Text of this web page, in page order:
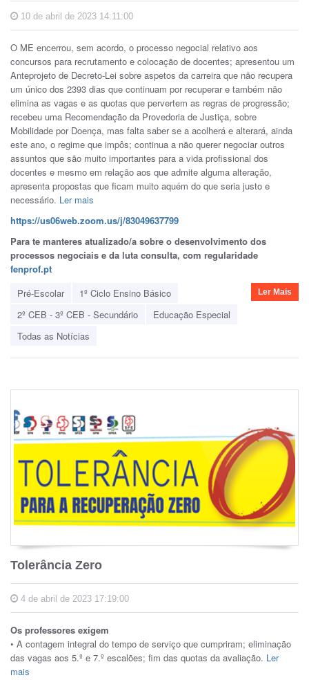
10 de abril de 2023 14:11:00
O ME encerrou, sem acordo, o processo negocial relativo aos
concursos para recrutamento e colocação de docentes; apresentou um
Anteprojeto de Decreto-Lei sobre aspetos da carreira que não recupera
um único dos 2393 dias que continuam por recuperar e também não
elimina as vagas e as quotas que pervertem as regras de progressão;
recebeu uma Recomendação da Provedoria de Justiça, sobre
Mobilidade por Doença, mas falta saber se a acolherá e alterará, ainda
este ano, o regime que impôs; continua a não querer negociar outros
assuntos que são muito importantes para a vida profissional dos
docentes e mesmo em relação aos que admite alguma alteração,
apresenta propostas que ficam muito aquém do que seria justo e
necessário. Ler mais
https://us06web.zoom.us/j/83049637799
Para te manteres atualizado/a sobre o desenvolvimento dos
processos negociais e da luta consulta, com regularidade
fenprof.pt
Pré-Escolar
1º Ciclo Ensino Básico
2º CEB - 3º CEB - Secundário
Educação Especial
Todas as Notícias
Ler Mais
Tolerância Zero
4 de abril de 2023 17:19:00
Os professores exigem
• A contagem integral do tempo de serviço que cumpriram; eliminação
das vagas aos 5.º e 7.º escalões; fim das quotas da avaliação. Ler
mais